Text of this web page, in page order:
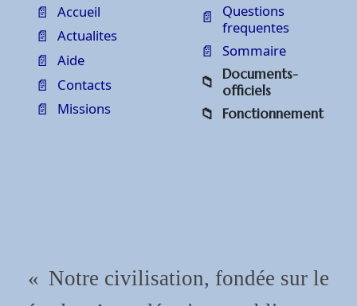
Accueil
Actualites
Aide
Contacts
Missions
Questions
frequentes
Sommaire
Documents-
officiels
Fonctionnement
« Notre civilisation, fondée sur le